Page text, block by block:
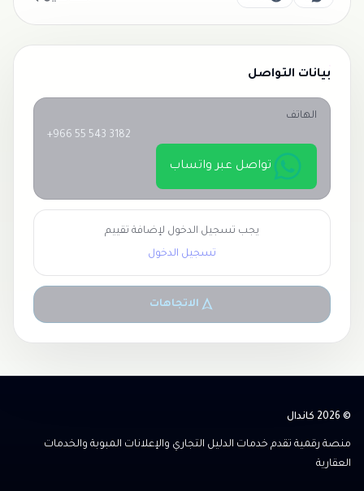
بيانات التواصل
الهاتف
+966 55 543 3182
تواصل عبر واتساب
يجب تسجيل الدخول لإضافة تقييم
تسجيل الدخول
الاتجاهات
© 2026 كاندال
منصة رقمية تقدم خدمات الدليل التجاري والإعلانات المبوبة والخدمات
العقارية